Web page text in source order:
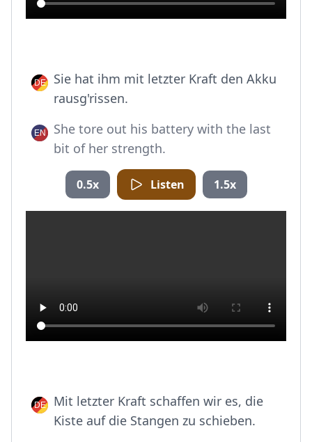
Sie hat ihm mit letzter Kraft den Akku
rausg'rissen.
She tore out his battery with the last
bit of her strength.
0.5x Listen 1.5x
Mit letzter Kraft schaffen wir es, die
Kiste auf die Stangen zu schieben.